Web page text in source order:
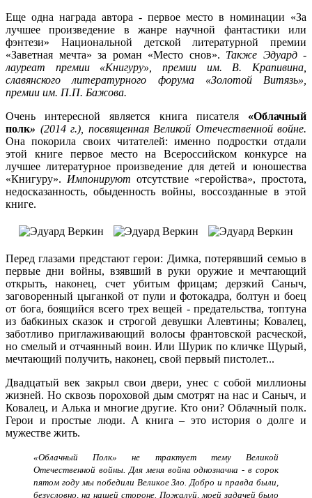
Еще одна награда автора - первое место в номинации «За
лучшее произведение в жанре научной фантастики или
фэнтези» Национальной детской литературной премии
«Заветная мечта» за роман «Место снов». Также Эдуард -
лауреат премии «Книгуру», премии им. В. Крапивина,
славянского литературного форума «Золотой Витязь»,
премии им. П.П. Бажова.
Очень интересной является книга писателя «Облачный
полк» (2014 г.), посвященная Великой Отечественной войне.
Она покорила своих читателей: именно подростки отдали
этой книге первое место на Всероссийском конкурсе на
лучшее литературное произведение для детей и юношества
«Книгуру». Импонируют отсутствие «геройства», простота,
недосказанность, обыденность войны, воссозданные в этой
книге.
Перед глазами предстают герои: Димка, потерявший семью в
первые дни войны, взявший в руки оружие и мечтающий
открыть, наконец, счет убитым фрицам; дерзкий Саныч,
заговоренный цыганкой от пули и фотокадра, болтун и боец
от бога, боящийся всего трех вещей - предательства, топтуна
из бабкиных сказок и строгой девушки Алевтины; Ковалец,
заботливо приглаживающий волосы франтовской расческой,
но смелый и отчаянный воин. Или Шурик по кличке Щурый,
мечтающий получить, наконец, свой первый пистолет...
Двадцатый век закрыл свои двери, унес с собой миллионы
жизней. Но сквозь пороховой дым смотрят на нас и Саныч, и
Ковалец, и Алька и многие другие. Кто они? Облачный полк.
Герои и простые люди. А книга – это история о долге и
мужестве жить.
«Облачный Полк» не трактует тему Великой
Отечественной войны. Для меня война однозначна - в сорок
пятом году мы победили Великое Зло. Добро и правда были,
безусловно, на нашей стороне. Пожалуй, моей задачей было